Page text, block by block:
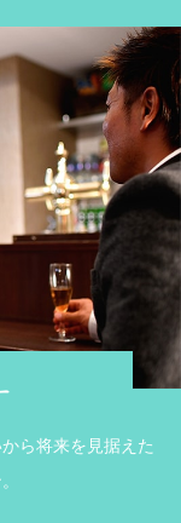
ら将来を見据えた